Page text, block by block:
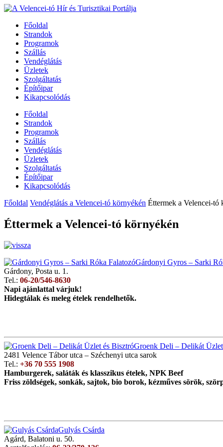
Főoldal
Strandok
Programok
Szállás
Vendéglátás
Üzletek
Szolgáltatás
Építőipar
Kikapcsolódás
Főoldal
Strandok
Programok
Szállás
Vendéglátás
Üzletek
Szolgáltatás
Építőipar
Kikapcsolódás
Főoldal Vendéglátás a Velencei-tó környékén Éttermek a Velencei-tó
Éttermek a Velencei-tó környékén
Gárdonyi Gyros – Sarki
Gárdony, Posta u. 1.
Tel.: 06-20/546-8630
Napi ajánlattal várjuk!
Hidegtálak és meleg ételek rendelhetők.
Groenk Deli – Delikát
2481 Velence Tábor utca – Széchenyi utca sarok
Tel.: +36 70 555 1908
Hamburgerek, saláták és klasszikus ételek, NPK Beef
Friss zöldségek, sonkák, sajtok, bio borok, kézműves sörök,
Gulyás Csárda
Agárd, Balatoni u. 50.